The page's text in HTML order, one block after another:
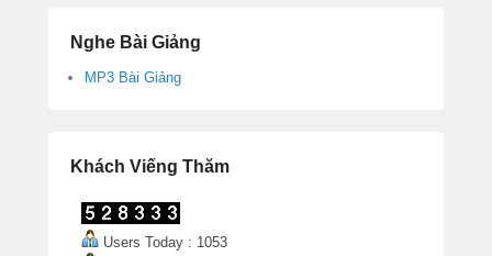
Nghe Bài Giảng
MP3 Bài Giảng
Khách Viếng Thăm
Users Today : 1053